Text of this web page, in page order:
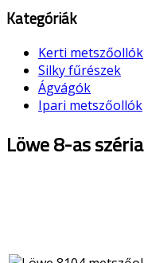
Kategóriák
Kerti metszőollók
Silky fűrészek
Ágvágók
Ipari metszőollók
Löwe 8-as széria